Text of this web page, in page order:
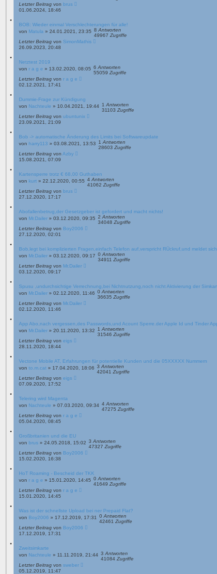
Letzter Beitrag von brus
01.06.2024, 18:46
BOB: Wieder einmal Verschlechterungen für alle!
von Matula » 24.01.2021, 23:35 8 Antworten
49967 Zugriffe
Letzter Beitrag von SimonMathis
26.09.2023, 20:48
Netztest 2019
von r a g e » 13.02.2020, 08:05 6 Antworten
55059 Zugriffe
Letzter Beitrag von r a g e
02.12.2021, 17:41
Dummie-Frage zur Kündigung
von Nachteule » 10.04.2021, 19:44 1 Antworten
31103 Zugriffe
Letzter Beitrag von ubuntunix
23.09.2021, 21:09
Bob -> automatische Änderung des Limits bei Softwareupdate
von harry113 » 03.08.2021, 13:53 1 Antworten
28603 Zugriffe
Letzter Beitrag von Azby
15.08.2021, 07:09
Kartensperre trotz € 68,00 Guthaben
von kurt » 22.12.2020, 00:55 4 Antworten
41062 Zugriffe
Letzter Beitrag von brus
27.12.2020, 17:17
Abofallenbetrug,der Gesetzgeber ist gefordert und macht nichts!
von Mr.Dailer » 03.12.2020, 09:35 2 Antworten
34048 Zugriffe
Letzter Beitrag von Boy2006
27.12.2020, 02:01
Bob,legt bei komplizierten Fragen,einfach Telefon auf,verspricht RÜckruf,und meldet
von Mr.Dailer » 03.12.2020, 09:17 0 Antworten
34911 Zugriffe
Letzter Beitrag von Mr.Dailer
03.12.2020, 09:17
Spusu ,undurchsichtige Verrechnung,bei Nichtnutzung,noch nicht Aktivierung der
von Mr.Dailer » 02.12.2020, 11:46 0 Antworten
36635 Zugriffe
Letzter Beitrag von Mr.Dailer
02.12.2020, 11:46
App Abo,nach vergessen,des Passwords,und Acount Sperre.der Apple Id und Tinder
von Mr.Dailer » 20.11.2020, 13:32 1 Antworten
31546 Zugriffe
Letzter Beitrag von eigs
28.11.2020, 18:44
Vectone Mobile AT, Erfahrungen für potentielle Kunden und die 05XXXXX Nummern
von to.m.cat » 17.04.2020, 18:06 3 Antworten
42041 Zugriffe
Letzter Beitrag von eigs
07.09.2020, 17:52
Telering wird Magenta
von Nachteule » 07.03.2020, 09:34 4 Antworten
47275 Zugriffe
Letzter Beitrag von r a g e
05.04.2020, 08:45
Großbritanien und die EU
von brus » 24.05.2018, 15:02 3 Antworten
47327 Zugriffe
Letzter Beitrag von Boy2006
15.02.2020, 16:38
HoT Roaming - Bescheid der TKK
von r a g e » 15.01.2020, 14:45 0 Antworten
41649 Zugriffe
Letzter Beitrag von r a g e
15.01.2020, 14:45
Was ist der schnellste Upload bei ner Prepaid Flat?
von Boy2006 » 17.12.2019, 17:31 0 Antworten
42461 Zugriffe
Letzter Beitrag von Boy2006
17.12.2019, 17:31
Zweitsimkarte
von Nachteule » 11.11.2019, 21:44 3 Antworten
41084 Zugriffe
Letzter Beitrag von sweber
05.12.2019, 11:47